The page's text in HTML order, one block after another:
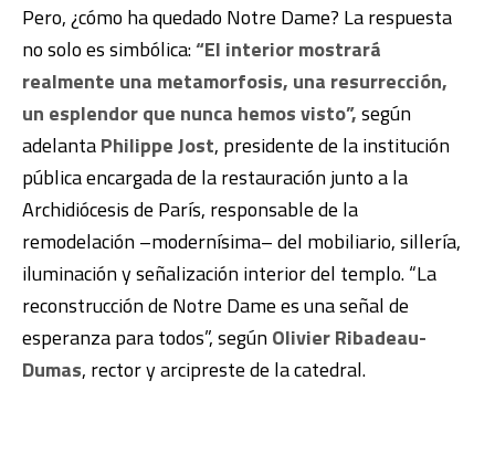
Pero, ¿cómo ha quedado Notre Dame? La respuesta
no solo es simbólica:“El interior mostrará
realmente una metamorfosis, una resurrección,
un esplendor que nunca hemos visto”,según
adelantaPhilippe Jost, presidente de la institución
pública encargada de la restauración junto a la
Archidiócesis de París, responsable de la
remodelación –modernísima– del mobiliario, sillería,
iluminación y señalización interior del templo. “La
reconstrucción de Notre Dame es una señal de
esperanza para todos”, segúnOlivier Ribadeau-
Dumas, rector y arcipreste de la catedral.